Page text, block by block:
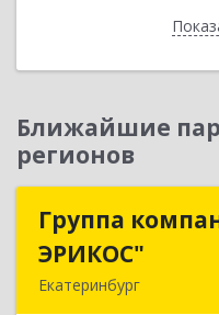
Ближайшие
регионов
Группа
ЭРИКОС"
Екатеринбург